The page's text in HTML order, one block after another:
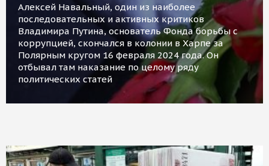
Алексей Навальный, один из наиболее
последовательных и активных критиков
Владимира Путина, основатель Фонда борьбы с
коррупцией, скончался в колонии в Харпе за
Полярным кругом 16 февраля 2024 года. Он
отбывал там наказание по целому ряду
политических статей